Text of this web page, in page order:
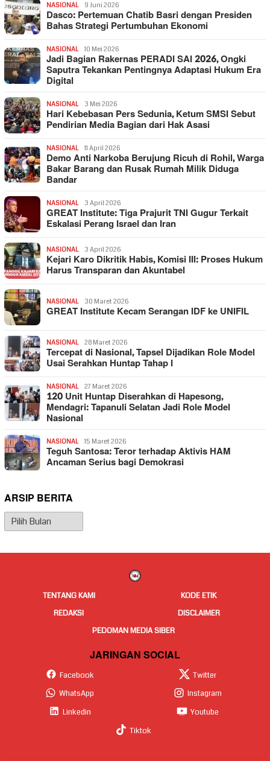
NASIONAL 9 Juni 2026
Dasco: Pertemuan Chatib Basri dengan Presiden
Bahas Strategi Pertumbuhan Ekonomi
NASIONAL 10 Mei 2026
Jadi Bagian Rakernas PERADI SAI 2026, Ongki
Saputra Tekankan Pentingnya Adaptasi Hukum Era
Digital
NASIONAL 3 Mei 2026
Hari Kebebasan Pers Sedunia, Ketum SMSI Sebut
Pendirian Media Bagian dari Hak Asasi
NASIONAL 11 April 2026
Demo Anti Narkoba Berujung Ricuh di Rohil, Warga
Bakar Barang dan Rusak Rumah Milik Diduga
Bandar
NASIONAL 3 April 2026
GREAT Institute: Tiga Prajurit TNI Gugur Terkait
Eskalasi Perang Israel dan Iran
NASIONAL 3 April 2026
Kejari Karo Dikritik Habis, Komisi III: Proses Hukum
Harus Transparan dan Akuntabel
NASIONAL 30 Maret 2026
GREAT Institute Kecam Serangan IDF ke UNIFIL
NASIONAL 28 Maret 2026
Tercepat di Nasional, Tapsel Dijadikan Role Model
Usai Serahkan Huntap Tahap I
NASIONAL 27 Maret 2026
120 Unit Huntap Diserahkan di Hapesong,
Mendagri: Tapanuli Selatan Jadi Role Model
Nasional
NASIONAL 15 Maret 2026
Teguh Santosa: Teror terhadap Aktivis HAM
Ancaman Serius bagi Demokrasi
ARSIP BERITA
Arsip
Berita
TENTANG KAMI
KODE ETIK
REDAKSI
DISCLAIMER
PEDOMAN MEDIA SIBER
JARINGAN SOCIAL
Facebook
Twitter
WhatsApp
Instagram
Linkedin
Youtube
Tiktok